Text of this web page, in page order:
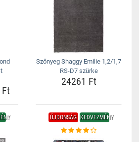
Szőnyeg Shaggy Emilie 1,2/1,7
RS-D7 szürke
24261 Ft
ÚJDONSÁG KEDVEZMÉNY